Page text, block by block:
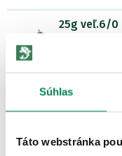
Súhlas
Táto webstránka
25g veľ.6/0
Parametre
Skladom>5ks/